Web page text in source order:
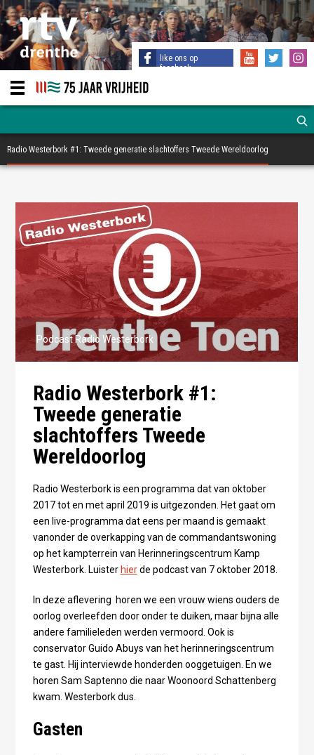
like ons op
facebook
Radio Westerbork #1: Tweede generatie slachtoffers Tweede Wereldoorlog
Podcast Radio Westerbork
Radio Westerbork #1:
Tweede generatie
slachtoffers Tweede
Wereldoorlog
Radio Westerbork is een programma dat van oktober
2017 tot en met april 2019 is uitgezonden. Het gaat om
een live-programma dat eens per maand is gemaakt
vanonder de overkapping van de commandantswoning
op het kampterrein van Herinneringscentrum Kamp
Westerbork. Luister hierde podcast van 7 oktober 2018.
In deze aflevering horen we een vrouw wiens ouders de
oorlog overleefden door onder te duiken, maar bijna alle
andere familieleden werden vermoord. Ook is
conservator Guido Abuys van het herinneringscentrum
te gast. Hij interviewde honderden ooggetuigen. En we
horen Sam Saptenno die naar Woonoord Schattenberg
kwam. Westerbork dus.
Gasten